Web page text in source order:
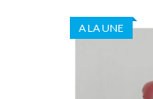
A LA UNE